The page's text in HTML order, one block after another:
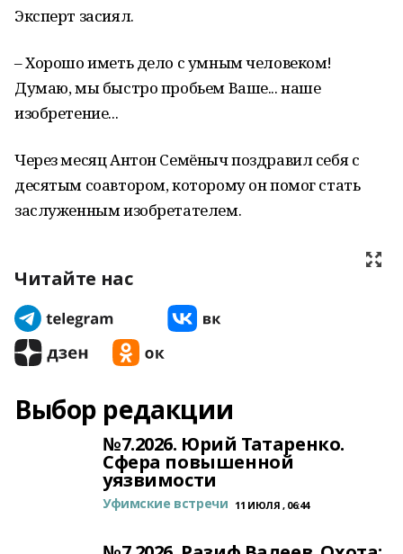
Эксперт засиял.
– Хорошо иметь дело с умным человеком!
Думаю, мы быстро пробьем Ваше... наше
изобретение...
Через месяц Антон Семёныч поздравил себя с
десятым соавтором, которому он помог стать
заслуженным изобретателем.
Читайте нас
Выбор редакции
№7.2026. Юрий Татаренко.
Сфера повышенной
уязвимости
Уфимские встречи 11 ИЮЛЯ , 06:44